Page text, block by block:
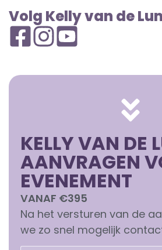
Volg Kelly van de
KELLY VAN DE
AANVRAGEN
EVENEMENT
VANAF €395
Na het versturen van de
we zo snel mogelijk